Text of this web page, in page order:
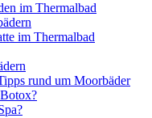
im Thermalbad
im Thermalbad
rund um Moorbäder